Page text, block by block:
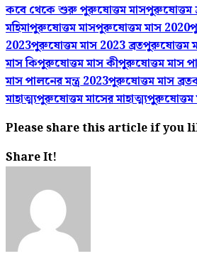
কবে থেকে শুরু পুরুষোত্তম মাসপুরুষোত্তম
মহিমাপুরুষোত্তম মাসপুরুষোত্তম মাস 2020
2023পুরুষোত্তম মাস 2023 ব্রতপুরুষোত্তম
মাস কিপুরুষোত্তম মাস কীপুরুষোত্তম মাস
মাস পালনের মন্ত্র 2023পুরুষোত্তম মাস
মাহাত্ম্যপুরুষোত্তম মাসের মাহাত্ম্যপুুরুষোত্তম
Please share this article if you
Share It!